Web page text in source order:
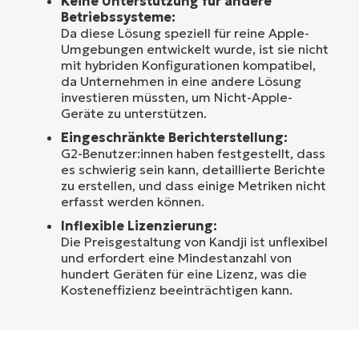
Betriebssysteme:
Da diese Lösung speziell für reine Apple-
Umgebungen entwickelt wurde, ist sie nicht
mit hybriden Konfigurationen kompatibel,
da Unternehmen in eine andere Lösung
investieren müssten, um Nicht-Apple-
Geräte zu unterstützen.
Eingeschränkte Berichterstellung:
G2-Benutzer:innen haben festgestellt, dass
es schwierig sein kann, detaillierte Berichte
zu erstellen, und dass einige Metriken nicht
erfasst werden können.
Inflexible Lizenzierung:
Die Preisgestaltung von Kandji ist unflexibel
und erfordert eine Mindestanzahl von
hundert Geräten für eine Lizenz, was die
Kosteneffizienz beeinträchtigen kann.